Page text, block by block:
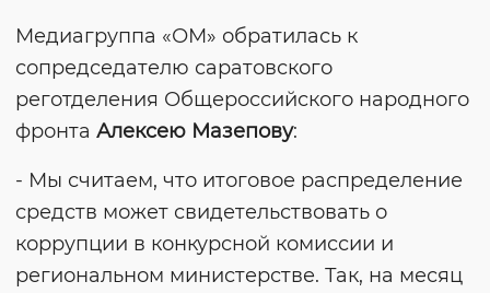
Медиагруппа «ОМ» обратилась к
сопредседателю саратовского
реготделения Общероссийского народного
фронта Алексею Мазепову:
- Мы считаем, что итоговое распределение
средств может свидетельствовать о
коррупции в конкурсной комиссии и
региональном министерстве. Так, на месяц